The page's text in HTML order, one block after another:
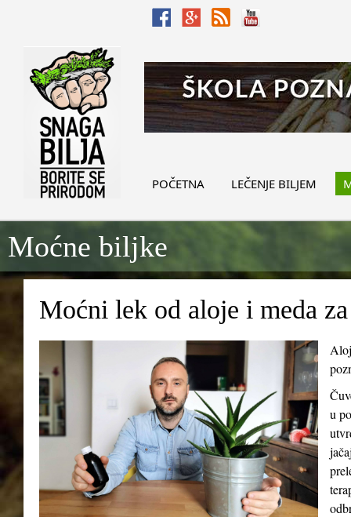
POČETNA LEČENJE BILJEM
Moćne biljke
Moćni lek od aloje i meda
u